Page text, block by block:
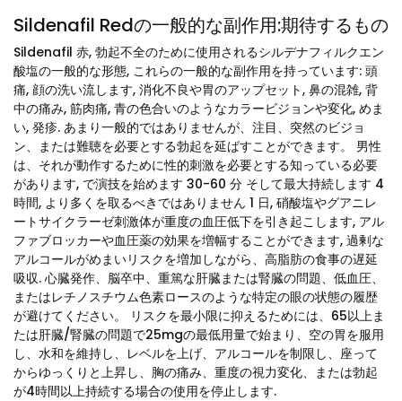
Sildenafil Redの一般的な副作用:期待するもの
Sildenafil 赤, 勃起不全のために使用されるシルデナフィルクエン
酸塩の一般的な形態, これらの一般的な副作用を持っています: 頭
痛, 顔の洗い流します, 消化不良や胃のアップセット, 鼻の混雑, 背
中の痛み, 筋肉痛, 青の色合いのようなカラービジョンや変化, めま
い, 発疹. あまり一般的ではありませんが、注目、突然のビジョ
ン、または難聴を必要とする勃起を延ばすことができます。 男性
は、それが動作するために性的刺激を必要とする知っている必要
があります, で演技を始めます 30-60 分 そして最大持続します 4
時間, より多くを取るべきではありません 1 日, 硝酸塩やグアニレ
ートサイクラーゼ刺激体が重度の血圧低下を引き起こします, アル
ファブロッカーや血圧薬の効果を増幅することができます, 過剰な
アルコールがめまいリスクを増加しながら、高脂肪の食事の遅延
吸収. 心臓発作、脳卒中、重篤な肝臓または腎臓の問題、低血圧、
またはレチノスチウム色素ロースのような特定の眼の状態の履歴
が避けてください。 リスクを最小限に抑えるためには、65以上ま
たは肝臓/腎臓の問題で25mgの最低用量で始まり、空の胃を服用
し、水和を維持し、レベルを上げ、アルコールを制限し、座って
からゆっくりと上昇し、胸の痛み、重度の視力変化、または勃起
が4時間以上持続する場合の使用を停止します.